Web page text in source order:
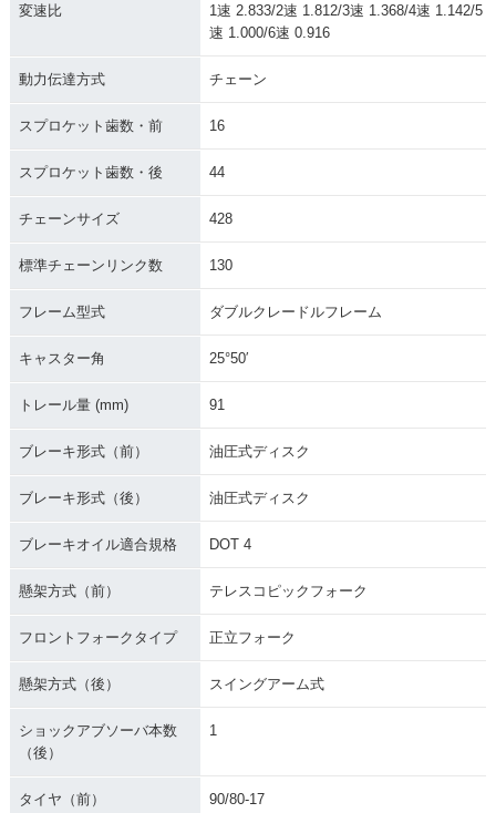
変速比
1速 2.833/2速 1.812/3速 1.368/4速 1.142/5
速 1.000/6速 0.916
動力伝達方式 チェーン
スプロケット歯数・前 16
スプロケット歯数・後 44
チェーンサイズ 428
標準チェーンリンク数 130
フレーム型式 ダブルクレードルフレーム
キャスター角 25°50′
トレール量 (mm) 91
ブレーキ形式（前） 油圧式ディスク
ブレーキ形式（後） 油圧式ディスク
ブレーキオイル適合規格 DOT 4
懸架方式（前） テレスコピックフォーク
フロントフォークタイプ 正立フォーク
懸架方式（後） スイングアーム式
ショックアブソーバ本数
（後）
1
タイヤ（前） 90/80-17